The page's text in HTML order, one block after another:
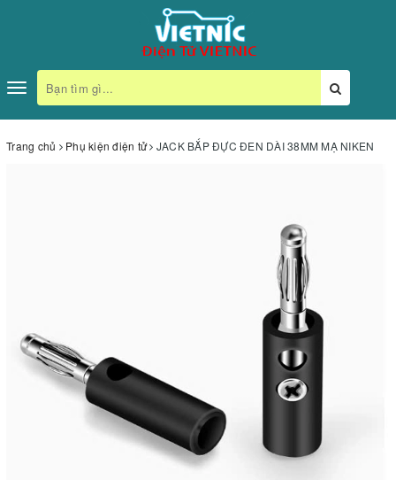
Toggle
navigation
Trang chủ Phụ kiện điện tử JACK BẮP ĐỰC ĐEN DÀI 38MM MẠ NIKEN